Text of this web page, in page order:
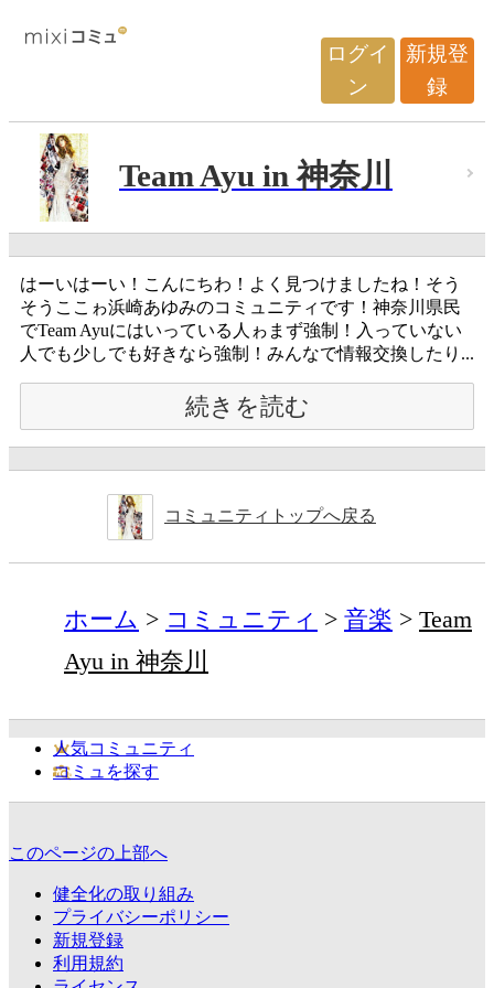
ログイ
ン
新規登
録
Team Ayu in 神奈川
はーいはーい！こんにちわ！よく見つけましたね！そう
そうここゎ浜崎あゆみのコミュニティです！神奈川県民
でTeam Ayuにはいっている人ゎまず強制！入っていない
人でも少しでも好きなら強制！みんなで情報交換したり...
続きを読む
コミュニティトップへ戻る
ホーム コミュニティ 音楽
Team
Ayu in 神奈川
人気コミュニティ
コミュを探す
このページの上部へ
健全化の取り組み
プライバシーポリシー
新規登録
利用規約